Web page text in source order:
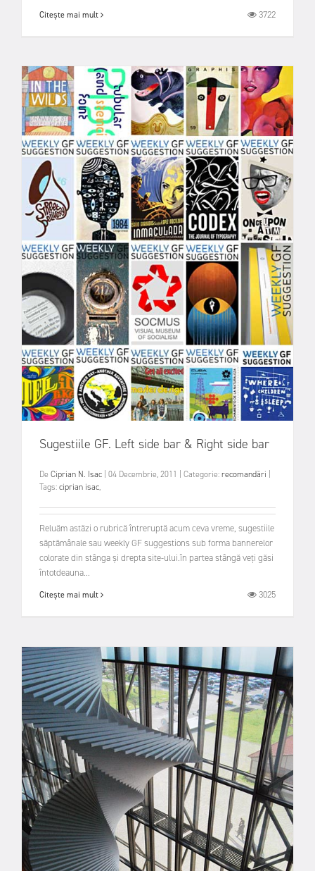
Citește mai mult 3722
Sugestiile GF. Left side bar & Right side bar
De Ciprian N. Isac 04 Decembrie, 2011 Categorie:recomandări
Tags:ciprian isac,
Reluăm astăzi o rubrică întreruptă acum ceva vreme, sugestiile
săptămânale sau weekly GF suggestions sub forma bannerelor
colorate din stânga și drepta site-ului.în partea stângă veți găsi
întotdeauna...
Citește mai mult 3025